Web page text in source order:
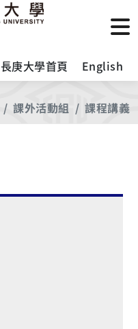
長庚大學首頁 English
課外活動組 課程講義